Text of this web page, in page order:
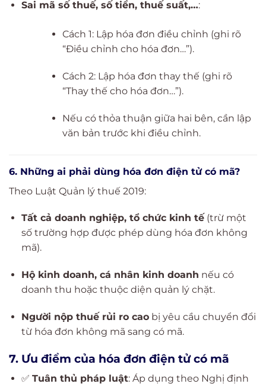
Sai mã số thuế, số tiền, thuế suất,…:
Cách 1: Lập hóa đơn điều chỉnh (ghi rõ
“Điều chỉnh cho hóa đơn…”).
Cách 2: Lập hóa đơn thay thế (ghi rõ
“Thay thế cho hóa đơn…”).
Nếu có thỏa thuận giữa hai bên, cần lập
văn bản trước khi điều chỉnh.
6. Những ai phải dùng hóa đơn điện tử có mã?
Theo Luật Quản lý thuế 2019:
Tất cả doanh nghiệp, tổ chức kinh tế(trừ một
số trường hợp được phép dùng hóa đơn không
mã).
Hộ kinh doanh, cá nhân kinh doanh nếu có
doanh thu hoặc thuộc diện quản lý chặt.
Người nộp thuế rủi ro caobị yêu cầu chuyển đổi
từ hóa đơn không mã sang có mã.
7. Ưu điểm của hóa đơn điện tử có mã
✅ Tuân thủ pháp luật: Áp dụng theo Nghị định